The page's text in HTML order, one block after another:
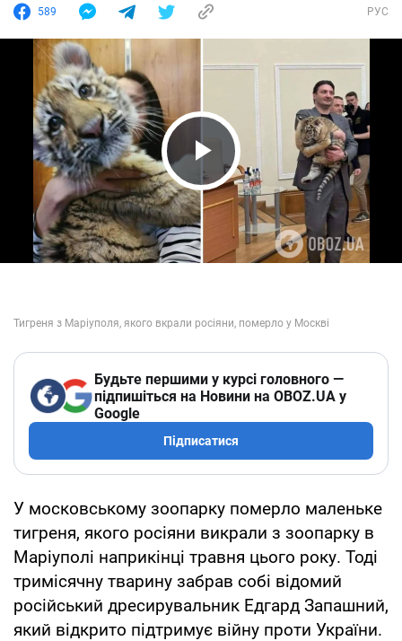
589 РУС
Play Video
Будьте першими у курсі головного —
підпишіться на Новини на OBOZ.UA у
Google
Підписатися
У московському зоопарку померло маленьке
тигреня, якого росіяни викрали з зоопарку в
Маріуполі наприкінці травня цього року. Тоді
тримісячну тварину забрав собі відомий
російський дресирувальник Едгард Запашний,
який відкрито підтримує війну проти України.